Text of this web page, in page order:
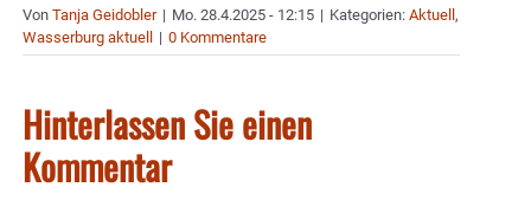
Von Tanja Geidobler | Mo. 28.4.2025 - 12:15 | Kategorien: Aktuell ,
Wasserburg aktuell
| 0 Kommentare
Hinterlassen Sie einen
Kommentar